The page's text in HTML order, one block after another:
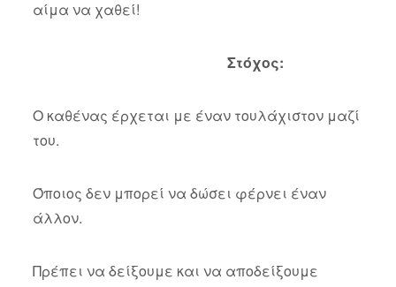
αίμα να χαθεί!
Στόχος:
Ο καθένας έρχεται με έναν τουλάχιστον μαζί
του.
Όποιος δεν μπορεί να δώσει φέρνει έναν
άλλον.
Πρέπει να δείξουμε και να αποδείξουμε